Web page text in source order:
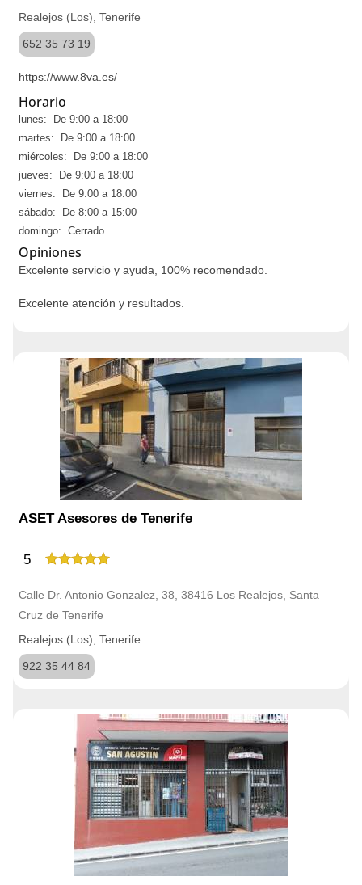
Realejos (Los), Tenerife
652 35 73 19
https://www.8va.es/
Horario
lunes: De 9:00 a 18:00
martes: De 9:00 a 18:00
miércoles: De 9:00 a 18:00
jueves: De 9:00 a 18:00
viernes: De 9:00 a 18:00
sábado: De 8:00 a 15:00
domingo: Cerrado
Opiniones
Excelente servicio y ayuda, 100% recomendado.
Excelente atención y resultados.
ASET Asesores de Tenerife
5
Calle Dr. Antonio Gonzalez, 38, 38416 Los Realejos, Santa
Cruz de Tenerife
Realejos (Los), Tenerife
922 35 44 84